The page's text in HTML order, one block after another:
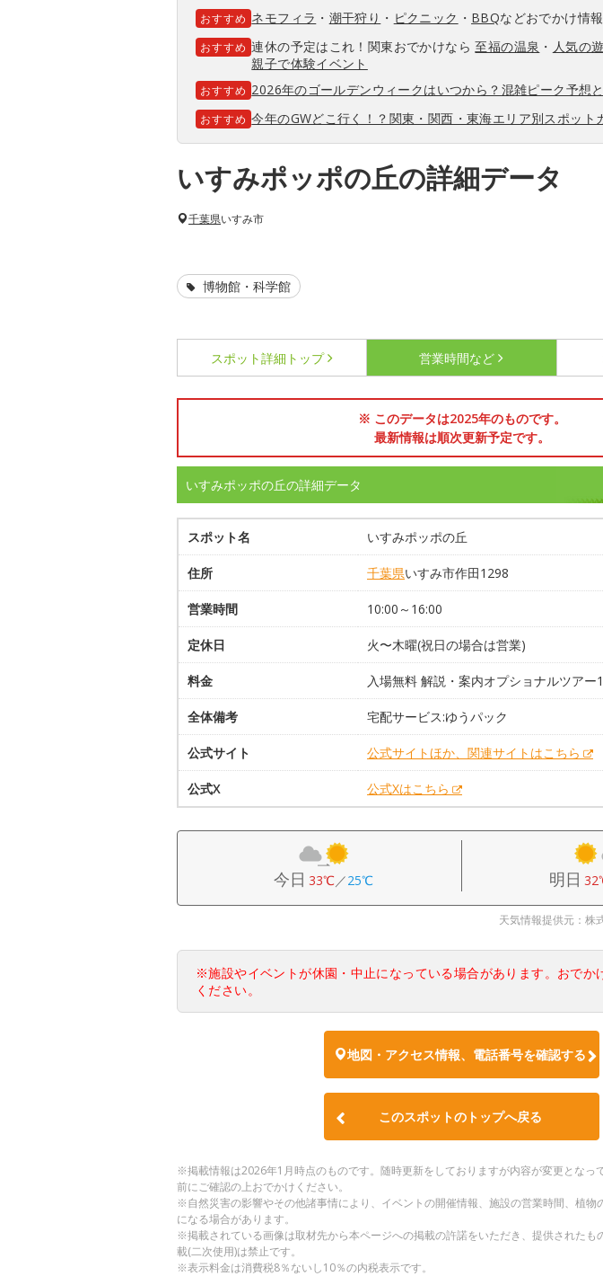
おすすめ ネモフィラ ・ 潮干狩り ・ ピクニック ・ BBQなどおでかけ情
おすすめ 連休の予定はこれ！関東おでかけなら至福の温泉 ・ 人気の
親子で体験イベント
おすすめ 2026年のゴールデンウィークはいつから？混雑ピーク予想
おすすめ 今年のGWどこ行く！？関東・関西・東海エリア別スポット
いすみポッポの丘の詳細データ
千葉県いすみ市
博物館・科学館
スポット詳細 トップ 営業時間など
※ このデータは2025年のものです。
最新情報は順次更新予定です。
いすみポッポの丘の詳細データ
スポット名 いすみポッポの丘
住所 千葉県いすみ市作田1298
営業時間 10:00～16:00
定休日 火〜木曜(祝日の場合は営業)
料金 入場無料 解説・案内オプショナルツアー
全体備考 宅配サービス:ゆうパック
公式サイト 公式サイトほか、関連サイトはこちら
公式X 公式Xはこちら
今日 33℃／25℃ 明日
天気情報提供元：株
※施設やイベントが休園・中止になっている場合があります。おでか
ください。
地図・アクセス情報、電話番号を確認する
このスポットのトップへ戻る
※掲載情報は2026年1月時点のものです。随時更新をしておりますが内容が変更となっ
前にご確認の上おでかけください。
※自然災害の影響やその他諸事情により、イベントの開催情報、施設の営業時間、植物
になる場合があります。
※掲載されている画像は取材先から本ページへの掲載の許諾をいただき、提供されたも
載(二次使用)は禁止です。
※表示料金は消費税8％ないし10％の内税表示です。